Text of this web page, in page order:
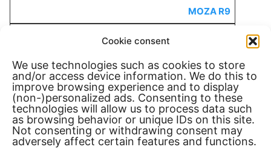
Cookie consent
We use technologies such as cookies to store
and/or access device information. We do this to
improve browsing experience and to display
(non-)personalized ads. Consenting to these
technologies will allow us to process data such
as browsing behavior or unique IDs on this site.
Not consenting or withdrawing consent may
adversely affect certain features and functions.
MOZA R9
Direct, percutant
Spacieux et extensible
764€